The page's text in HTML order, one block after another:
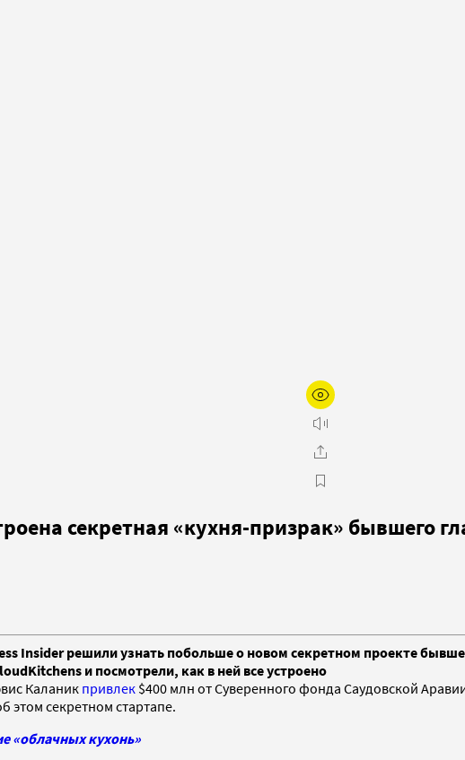
секретная «кухня-призрак» бывшего
Insider решили узнать побольше о новом секретном проекте
и посмотрели, как в ней все устроено
Каланик привлек $400 млн от Суверенного фонда Саудовской
этом секретном стартапе.
«облачных кухонь»